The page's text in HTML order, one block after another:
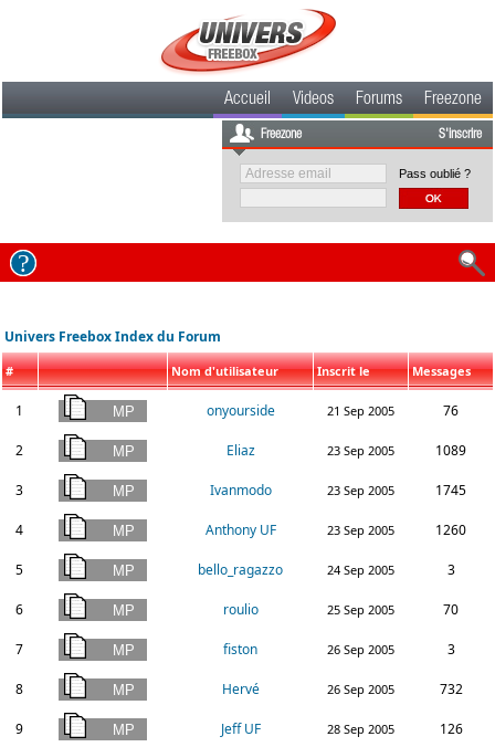
Accueil Videos Forums Freezone
Freezone S'inscrire
Pass oublié ?
Univers Freebox Index du Forum
# Nom d'utilisateur Inscrit le Messages
1 onyourside 21 Sep 2005 76
2 Eliaz 23 Sep 2005 1089
3 Ivanmodo 23 Sep 2005 1745
4 Anthony UF 23 Sep 2005 1260
5 bello_ragazzo 24 Sep 2005 3
6 roulio 25 Sep 2005 70
7 fiston 26 Sep 2005 3
8 Hervé 26 Sep 2005 732
9 Jeff UF 28 Sep 2005 126